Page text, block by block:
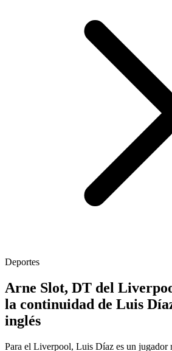
Deportes
Arne Slot, DT del
la continuidad de Luis
inglés
Para el Liverpool, Luis Díaz es un jugador